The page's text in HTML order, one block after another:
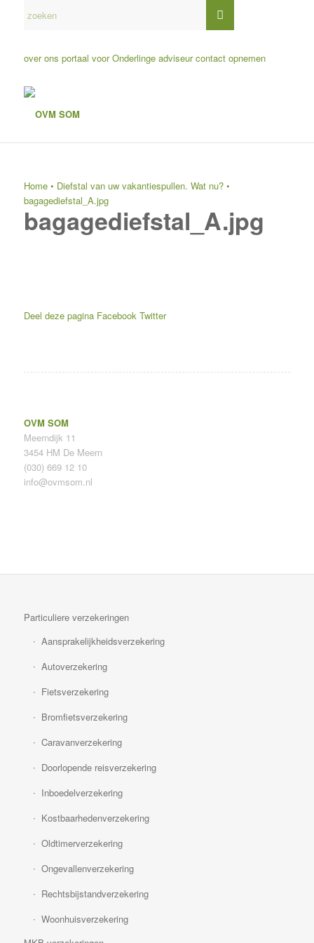
over ons portaal voor Onderlinge adviseur contact opnemen
Home• Diefstal van uw vakantiespullen. Wat nu?•
bagagediefstal_A.jpg
bagagediefstal_A.jpg
Deel deze pagina Facebook Twitter
OVM SOM
Meerndijk 11
3454 HM De Meern
(030) 669 12 10
info@ovmsom.nl
Particuliere verzekeringen
Aansprakelijkheidsverzekering
Autoverzekering
Fietsverzekering
Bromfietsverzekering
Caravanverzekering
Doorlopende reisverzekering
Inboedelverzekering
Kostbaarhedenverzekering
Oldtimerverzekering
Ongevallenverzekering
Rechtsbijstandverzekering
Woonhuisverzekering